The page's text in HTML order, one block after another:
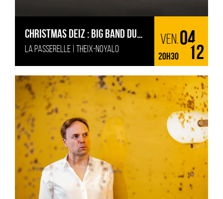
CHRISTMAS DEIZ : BIG BAND DU
GOLFE
LA PASSERELLE | THEIX-NOYALO
ven.04
12
20H30